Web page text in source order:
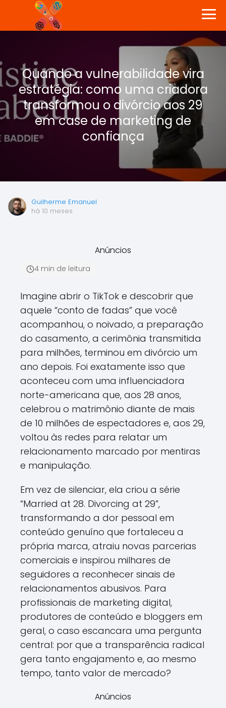
Quando a vulnerabilidade vira
estratégia: como uma criadora
transformou o divórcio aos 29
em case de marketing de
confiança
Guilherme Emanuel
há 10 meses
Anúncios
4 min de leitura
Imagine abrir o TikTok e descobrir que
aquele “conto de fadas” que você
acompanhou, o noivado, a preparação
do casamento, a cerimônia transmitida
para milhões, terminou em divórcio um
ano depois. Foi exatamente isso que
aconteceu com uma influenciadora
norte-americana que, aos 28 anos,
celebrou o matrimônio diante de mais
de 10 milhões de espectadores e, aos 29,
voltou às redes para relatar um
relacionamento marcado por mentiras
e manipulação.
Em vez de silenciar, ela criou a série
“Married at 28. Divorcing at 29”,
transformando a dor pessoal em
conteúdo genuíno que fortaleceu a
própria marca, atraiu novas parcerias
comerciais e inspirou milhares de
seguidores a reconhecer sinais de
relacionamentos abusivos. Para
profissionais de marketing digital,
produtores de conteúdo e bloggers em
geral, o caso escancara uma pergunta
central: por que a transparência radical
gera tanto engajamento e, ao mesmo
tempo, tanto valor de mercado?
Anúncios